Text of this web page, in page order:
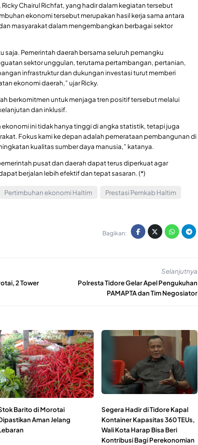
Ricky Chairul Richfat, yang hadir dalam kegiatan tersebut
ekonomi tersebut merupakan hasil kerja sama antara
masyarakat dalam mengembangkan berbagai sektor
saja. Pemerintah daerah bersama seluruh pemangku
sektor unggulan, terutama pertambangan, pertanian,
infrastruktur dan dukungan investasi turut memberi
ekonomi daerah,” ujar Ricky.
berkomitmen untuk menjaga tren positif tersebut melalui
dan inklusif.
ini tidak hanya tinggi di angka statistik, tetapi juga
Fokus kami ke depan adalah pemerataan pembangunan di
kualitas sumber daya manusia,” katanya.
pusat dan daerah dapat terus diperkuat agar
berjalan lebih efektif dan tepat sasaran. (*)
Pertimbuhan ekonomi Haltim
Prestasi Pemkab Haltim
Bagikan:
2 Tower
Selanjutnya
Polresta Tidore Gelar Apel Pengukuhan
PAMAPTA dan Tim Negosiator
Barito di Morotai
Aman Jelang
Segera Hadir di Tidore Kapal
Kontainer Kapasitas 360 TEUs,
Wali Kota Harap Bisa Beri
Kontribusi Bagi Perekonomian